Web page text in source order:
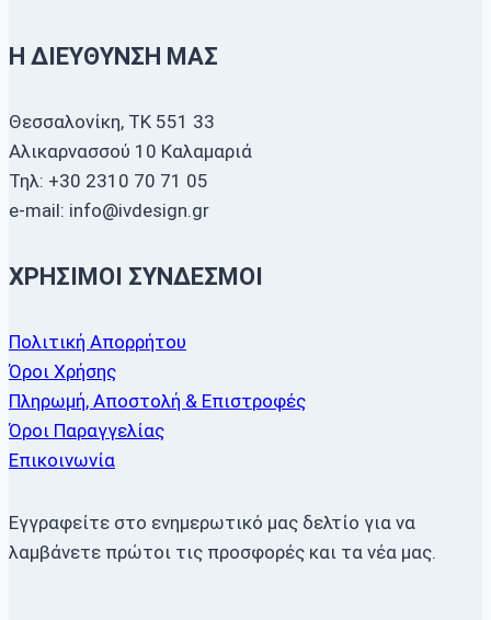
Η ΔΙΕΎΘΥΝΣΗ ΜΑΣ
Θεσσαλονίκη, ΤΚ 551 33
Αλικαρνασσού 10 Καλαμαριά
Τηλ: +30 2310 70 71 05
e-mail: info@ivdesign.gr
ΧΡΉΣΙΜΟΙ ΣΎΝΔΕΣΜΟΙ
Πολιτική Απορρήτου
Όροι Χρήσης
Πληρωμή, Αποστολή & Επιστροφές
Όροι Παραγγελίας
Επικοινωνία
Εγγραφείτε στο ενημερωτικό μας δελτίο για να
λαμβάνετε πρώτοι τις προσφορές και τα νέα μας.